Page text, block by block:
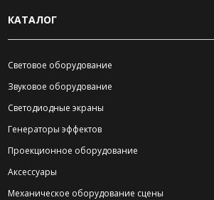
КАТАЛОГ
Световое оборудование
Звуковое оборудование
Светодиодные экраны
Генераторы эффектов
Проекционное оборудование
Аксессуары
Механическое оборудование сцены